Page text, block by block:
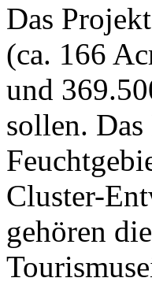
Das
(ca. 166
und
sollen.
Cluster-
gehören